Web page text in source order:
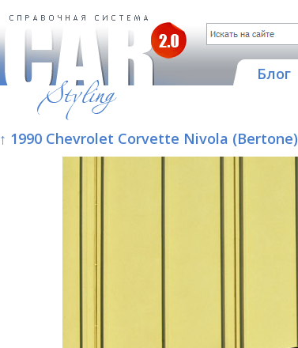
Блог
↑ 1990 Chevrolet Corvette Nivola (Bertone)